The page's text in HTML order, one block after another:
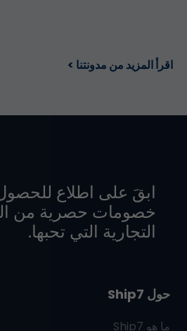
اقرأ المزيد من مدونتنا >
ابقَ على اطلاع
خصومات حصرية من
التجارية التي تحبها.
حول Ship7
ما هو Ship7